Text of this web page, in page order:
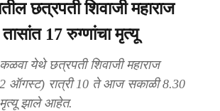
छत्रपती शिवाजी महाराज
17 रुग्णांचा मृत्यू
येथे छत्रपती शिवाजी महाराज
ऑगस्ट) रात्री 10 ते आज सकाळी 8.30
मृत्यू झाले आहेत.